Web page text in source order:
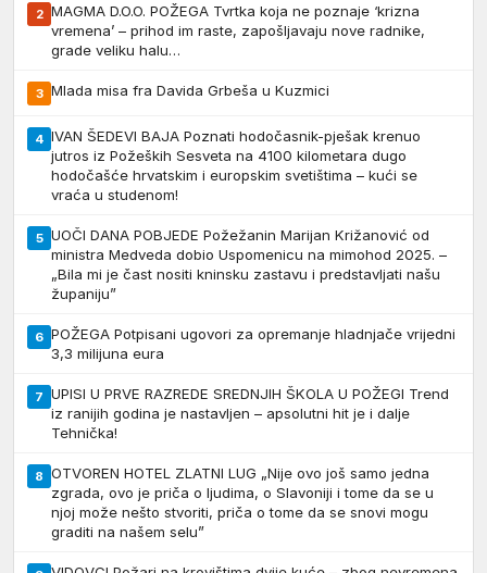
2 MAGMA D.O.O. POŽEGA Tvrtka koja ne poznaje ‘krizna
vremena’ – prihod im raste, zapošljavaju nove radnike,
grade veliku halu…
3 Mlada misa fra Davida Grbeša u Kuzmici
4 IVAN ŠEDEVI BAJA Poznati hodočasnik-pješak krenuo
jutros iz Požeških Sesveta na 4100 kilometara dugo
hodočašće hrvatskim i europskim svetištima – kući se
vraća u studenom!
5 UOČI DANA POBJEDE Požežanin Marijan Križanović od
ministra Medveda dobio Uspomenicu na mimohod 2025. –
„Bila mi je čast nositi kninsku zastavu i predstavljati našu
županiju”
6 POŽEGA Potpisani ugovori za opremanje hladnjače vrijedni
3,3 milijuna eura
7 UPISI U PRVE RAZREDE SREDNJIH ŠKOLA U POŽEGI Trend
iz ranijih godina je nastavljen – apsolutni hit je i dalje
Tehnička!
8 OTVOREN HOTEL ZLATNI LUG „Nije ovo još samo jedna
zgrada, ovo je priča o ljudima, o Slavoniji i tome da se u
njoj može nešto stvoriti, priča o tome da se snovi mogu
graditi na našem selu”